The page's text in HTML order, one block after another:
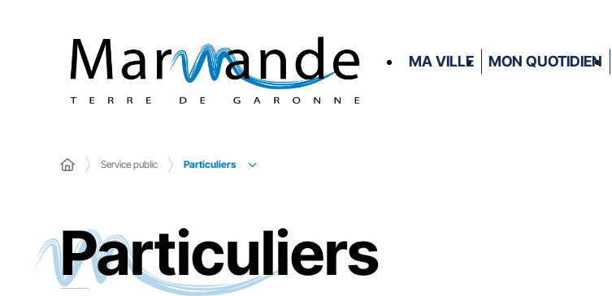
MA VILLE MON QUOTIDIEN
Service public Particuliers
Particuliers